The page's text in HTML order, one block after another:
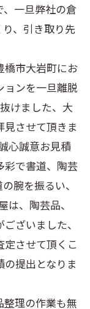
一旦弊社の倉
、引き取り先
橋市大岩町にお
ョンを一旦離脱
けました、大
させて頂きま
心誠意お見積
彩で書道、陶芸
腕を振るい、
は、陶芸品、
ざいました、
させて頂くこ
提出となりま
理の作業も無